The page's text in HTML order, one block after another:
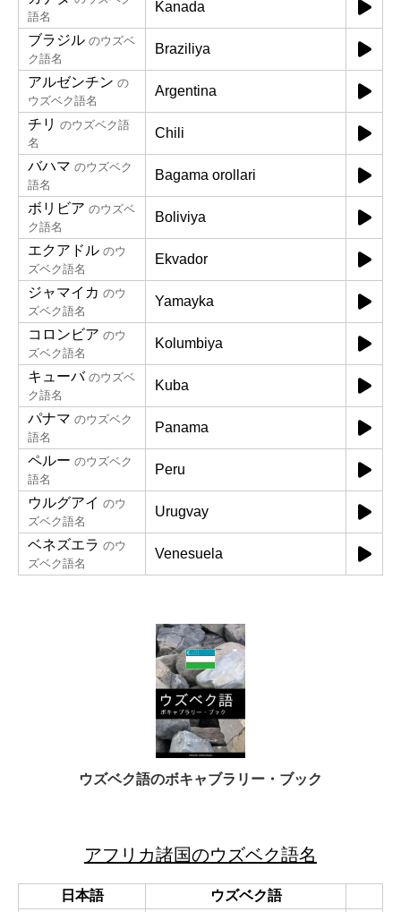
語名
Kanada
ブラジル のウズベ
ク語名
Braziliya
アルゼンチン の
ウズベク語名
Argentina
チリ のウズベク語
名
Chili
バハマ のウズベク
語名
Bagama orollari
ボリビア のウズベ
ク語名
Boliviya
エクアドル のウ
ズベク語名
Ekvador
ジャマイカ のウ
ズベク語名
Yamayka
コロンビア のウ
ズベク語名
Kolumbiya
キューバ のウズベ
ク語名
Kuba
パナマ のウズベク
語名
Panama
ペルー のウズベク
語名
Peru
ウルグアイ のウ
ズベク語名
Urugvay
ベネズエラ のウ
ズベク語名
Venesuela
ウズベク語のボキャブラリー・ブック
アフリカ諸国のウズベク語名
日本語
ウズベク語